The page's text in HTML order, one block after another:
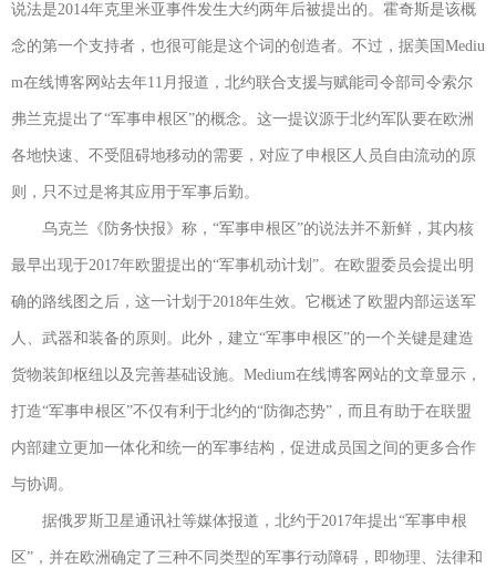
说法是2014年克里米亚事件发生大约两年后被提出的。霍奇斯是该概
念的第一个支持者，也很可能是这个词的创造者。不过，据美国Mediu
m在线博客网站去年11月报道，北约联合支援与赋能司令部司令索尔
弗兰克提出了“军事申根区”的概念。这一提议源于北约军队要在欧洲
各地快速、不受阻碍地移动的需要，对应了申根区人员自由流动的原
则，只不过是将其应用于军事后勤。
乌克兰《防务快报》称，“军事申根区”的说法并不新鲜，其内核
最早出现于2017年欧盟提出的“军事机动计划”。在欧盟委员会提出明
确的路线图之后，这一计划于2018年生效。它概述了欧盟内部运送军
人、武器和装备的原则。此外，建立“军事申根区”的一个关键是建造
货物装卸枢纽以及完善基础设施。Medium在线博客网站的文章显示，
打造“军事申根区”不仅有利于北约的“防御态势”，而且有助于在联盟
内部建立更加一体化和统一的军事结构，促进成员国之间的更多合作
与协调。
据俄罗斯卫星通讯社等媒体报道，北约于2017年提出“军事申根
区”，并在欧洲确定了三种不同类型的军事行动障碍，即物理、法律和